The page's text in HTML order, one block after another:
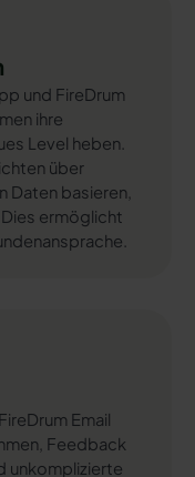
und FireDrum
ihre
Level heben.
über
Daten basieren,
ermöglicht
Email
Feedback
unkomplizierte